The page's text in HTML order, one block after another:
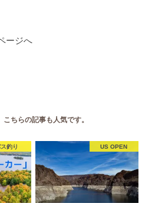
ージへ
こちらの記事も人気です。
釣り US OPEN